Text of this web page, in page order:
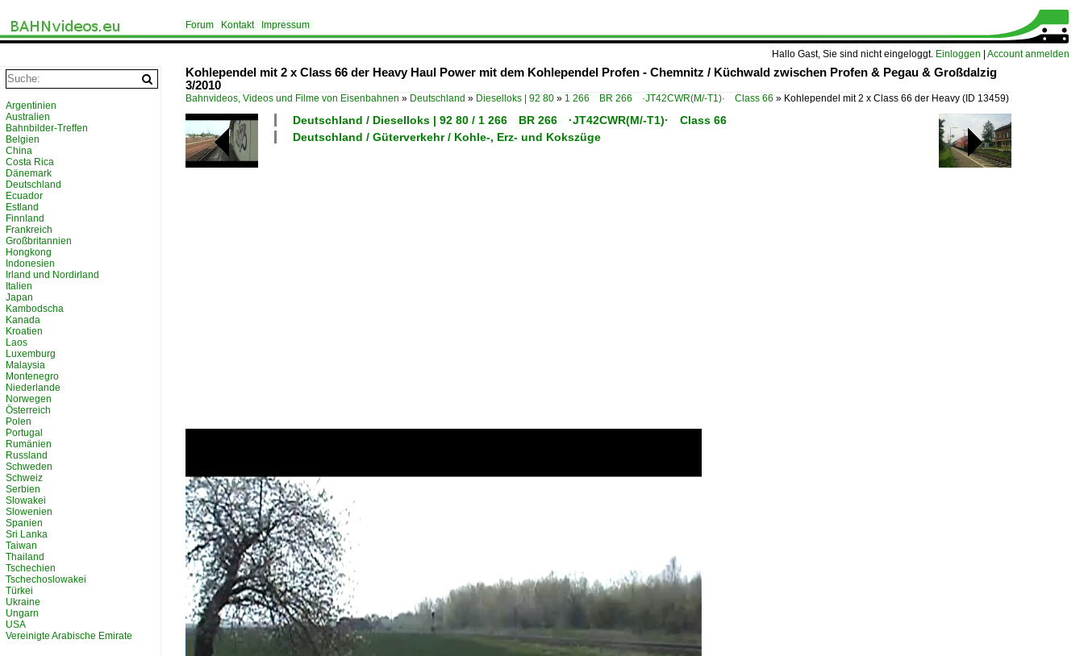
Hallo Gast, Sie sind nicht eingeloggt. Einloggen Account anmelden
Forum Kontakt Impressum
Kohlependel mit 2 x Class 66 der Heavy Haul Power mit dem Kohlependel Profen - Chemnitz / Küchwald zwischen Profen & Pegau & Großdalzig
3/2010
Bahnvideos, Videos und Filme von Eisenbahnen » Deutschland » Dieselloks | 92 80 » 1 266 BR 266 ·JT42CWR(M/-T1)· Class 66 » Kohlependel mit 2 x Class 66 der Heavy (ID 13459)
Deutschland / Dieselloks | 92 80 / 1 266 BR 266 ·JT42CWR(M/-T1)· Class 66
Deutschland / Güterverkehr / Kohle-, Erz- und Kokszüge
Argentinien
Australien
Bahnbilder-Treffen
Belgien
China
Costa Rica
Dänemark
Deutschland
Ecuador
Estland
Finnland
Frankreich
Großbritannien
Hongkong
Indonesien
Irland und Nordirland
Italien
Japan
Kambodscha
Kanada
Kroatien
Laos
Luxemburg
Malaysia
Montenegro
Niederlande
Norwegen
Österreich
Polen
Portugal
Rumänien
Russland
Schweden
Schweiz
Serbien
Slowakei
Slowenien
Spanien
Sri Lanka
Taiwan
Thailand
Tschechien
Tschechoslowakei
Türkei
Ukraine
Ungarn
USA
Vereinigte Arabische Emirate